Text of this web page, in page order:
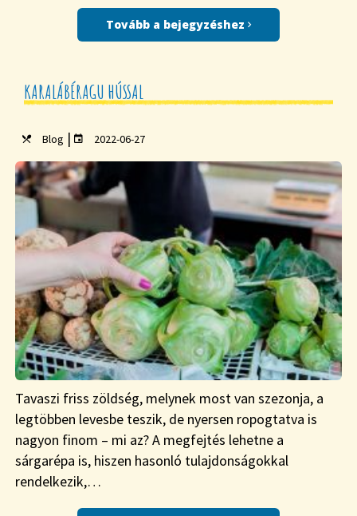
Tovább a bejegyzéshez
KARALÁBÉRAGU HÚSSAL
Blog | 2022-06-27
Tavaszi friss zöldség, melynek most van szezonja, a
legtöbben levesbe teszik, de nyersen ropogtatva is
nagyon finom – mi az? A megfejtés lehetne a
sárgarépa is, hiszen hasonló tulajdonságokkal
rendelkezik,…